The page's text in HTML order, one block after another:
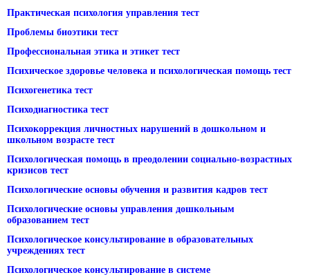
Практическая психология управления тест
Проблемы биоэтики тест
Профессиональная этика и этикет тест
Психическое здоровье человека и психологическая помощь тест
Психогенетика тест
Психодиагностика тест
Психокоррекция личностных нарушений в дошкольном и
школьном возрасте тест
Психологическая помощь в преодолении социально-возрастных
кризисов тест
Психологические основы обучения и развития кадров тест
Психологические основы управления дошкольным
образованием тест
Психологическое консультирование в образовательных
учреждениях тест
Психологическое консультирование в системе